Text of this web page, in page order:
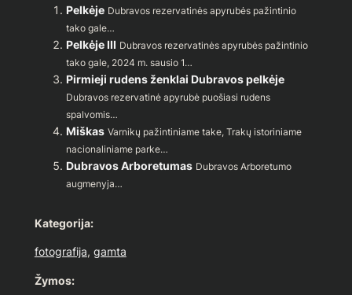
Pelkėje Dubravos rezervatinės apyrubės pažintinio
tako gale…
Pelkėje III Dubravos rezervatinės apyrubės pažintinio
tako gale, 2024 m. sausio 1…
Pirmieji rudens ženklai Dubravos pelkėje
Dubravos rezervatinė apyrubė puošiasi rudens
spalvomis…
Miškas Varnikų pažintiniame take, Trakų istoriniame
nacionaliniame parke…
Dubravos Arboretumas Dubravos Arboretumo
augmenyja…
Kategorija:
fotografija, gamta
Žymos: